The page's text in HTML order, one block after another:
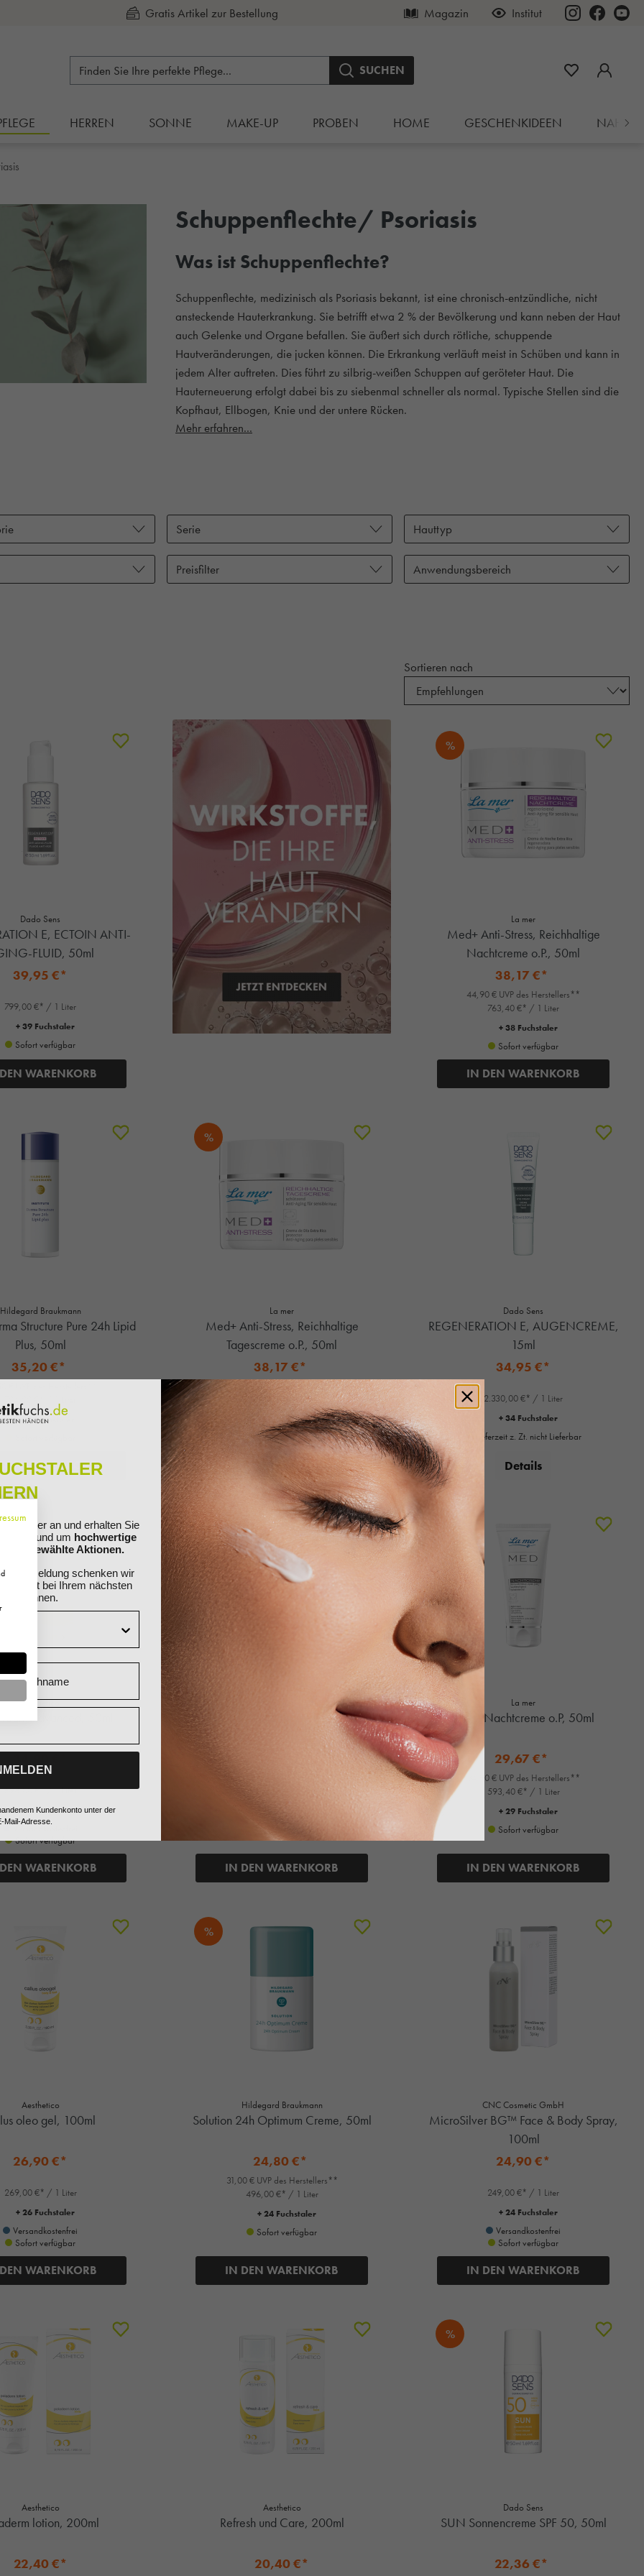
Kauf auf Rechnung Magazin Institut
SUCHEN
HERREN SONNE MAKE-UP PROBEN HOME GESCHENKIDEEN
Schuppenflechte/ Psoriasis
Was ist Schuppenflechte?
Schuppenflechte, medizinisch als Psoriasis bekannt, ist eine chronisch-entzündliche, nicht
ansteckende Hauterkrankung. Sie betrifft etwa 2 % der Bevölkerung und kann neben der Haut
auch Gelenke und Organe befallen. Sie äußert sich durch rötliche, schuppende
Hautveränderungen, die jucken können. Die Erkrankung verläuft meist in Schüben und kann in
jedem Alter auftreten. Dies führt zu silbrig-weißen Schuppen auf geröteter Haut. Die
Hauterneuerung erfolgt dabei bis zu siebenmal schneller als normal. Typische Stellen sind die
Kopfhaut, Ellbogen, Knie und der untere Rücken.
Mehr erfahren...
Serie Hauttyp
Preisfilter Anwendungsbereich
Sortieren nach
Dado Sens
E, ECTOIN ANTI-
FLUID, 50ml
39,95 €*
799,00 €* / 1 Liter
+ 39 Fuchstaler
Sofort verfügbar
WARENKORB
%
La mer
Med+ Anti-Stress, Reichhaltige
Nachtcreme o.P., 50ml
38,17 €*
44,90 € UVP des Herstellers**
763,40 €* / 1 Liter
+ 38 Fuchstaler
Sofort verfügbar
IN DEN WARENKORB
Hildegard Braukmann
Structure Pure 24h Lipid
Plus, 50ml
35,20 €*
+ 35 Fuchstaler
WARENKORB
%
La mer
Med+ Anti-Stress, Reichhaltige
Tagescreme o.P., 50ml
38,17 €*
44,90 € UVP des Herstellers**
763,40 €* / 1 Liter
+ 38 Fuchstaler
Sofort verfügbar
IN DEN WARENKORB
Dado Sens
REGENERATION E, AUGENCREME,
15ml
34,95 €*
2.330,00 €* / 1 Liter
+ 34 Fuchstaler
Lieferzeit z. Zt. nicht Lieferbar
Details
Aesthetico
Advanced, 50ml
698,00 €* / 1 Liter
+ 34 Fuchstaler
Versandkostenfrei
Sofort verfügbar
WARENKORB
%
Med+ Anti-Dry, Salzlotion o.P, 200ml
36,90 € UVP des Herstellers**
156,85 €* / 1 Liter
+ 31 Fuchstaler
Sofort verfügbar
IN DEN WARENKORB
%
La mer
Med, Nachtcreme o.P, 50ml
29,67 €*
34,90 € UVP des Herstellers**
593,40 €* / 1 Liter
+ 29 Fuchstaler
Sofort verfügbar
IN DEN WARENKORB
Aesthetico
oleo gel, 100ml
26,90 €*
269,00 €* / 1 Liter
+ 26 Fuchstaler
Versandkostenfrei
Sofort verfügbar
WARENKORB
%
Hildegard Braukmann
Solution 24h Optimum Creme, 50ml
24,80 €*
31,00 € UVP des Herstellers**
496,00 €* / 1 Liter
+ 24 Fuchstaler
Sofort verfügbar
IN DEN WARENKORB
CNC Cosmetic GmbH
MicroSilver BG™ Face & Body Spray,
100ml
24,90 €*
249,00 €* / 1 Liter
+ 24 Fuchstaler
Versandkostenfrei
Sofort verfügbar
IN DEN WARENKORB
Aesthetico
lotion, 200ml
22,40 €*
Aesthetico
Refresh und Care, 200ml
20,40 €*
%
Dado Sens
SUN Sonnencreme SPF 50, 50ml
22,36 €*
an und erhalten Sie
rund um hochwertige
ausgewählte Aktionen.
Anmeldung schenken wir
direkt bei Ihrem nächsten
können.
Kundenkonto unter der
Mail-Adresse.